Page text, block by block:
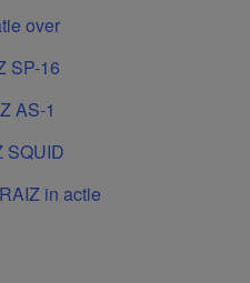
over
SP-16
AS-1
SQUID
in actie